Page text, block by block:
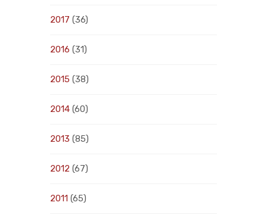
2017 (36)
2016 (31)
2015 (38)
2014 (60)
2013 (85)
2012 (67)
2011 (65)